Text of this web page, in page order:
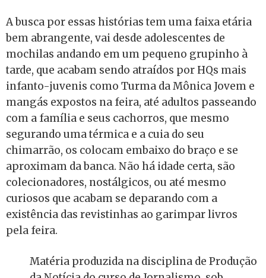
A busca por essas histórias tem uma faixa etária
bem abrangente, vai desde adolescentes de
mochilas andando em um pequeno grupinho à
tarde, que acabam sendo atraídos por HQs mais
infanto-juvenis como Turma da Mônica Jovem e
mangás expostos na feira, até adultos passeando
com a família e seus cachorros, que mesmo
segurando uma térmica e a cuia do seu
chimarrão, os colocam embaixo do braço e se
aproximam da banca. Não há idade certa, são
colecionadores, nostálgicos, ou até mesmo
curiosos que acabam se deparando com a
existência das revistinhas ao garimpar livros
pela feira.
Matéria produzida na disciplina de Produção